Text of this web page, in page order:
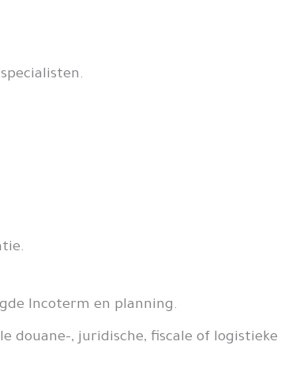
Incoterm en planning.
douane-, juridische, fiscale of logistieke